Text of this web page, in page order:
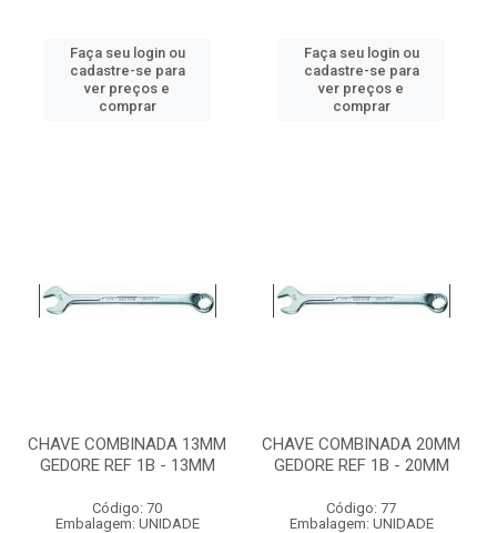
Faça seu login ou
cadastre-se para
ver preços e
comprar
Faça seu login ou
cadastre-se para
ver preços e
comprar
CHAVE COMBINADA 13MM
GEDORE REF 1B - 13MM
Código: 70
Embalagem: UNIDADE
CHAVE COMBINADA 20MM
GEDORE REF 1B - 20MM
Código: 77
Embalagem: UNIDADE